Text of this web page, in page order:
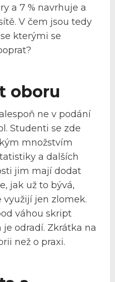
a 7 % navrhuje a
V čem jsou tedy
kterými se
oboru
ne v podání
Studenti se zde
množstvím
a dalších
jim mají dodat
jak už to bývá,
využijí jen zlomek.
váhou skript
odradí. Zkrátka na
než o praxi.